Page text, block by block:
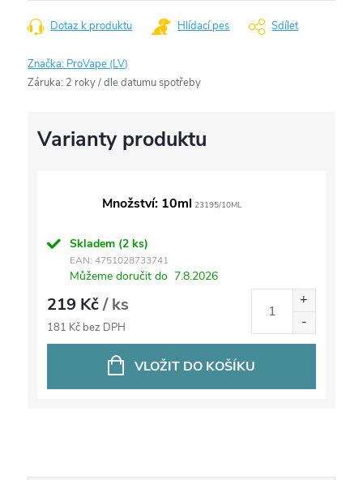
Dotaz k produktu Hlídací pes Sdílet
Značka: ProVape (LV)
Záruka: 2 roky / dle datumu spotřeby
Množství: 10ml 23195/10ML
Skladem (2 ks)
EAN: 4751028733741
Můžeme doručit do 7.8.2026
219 Kč/ ks
181 Kč bez DPH
VLOŽIT DO KOŠÍKU